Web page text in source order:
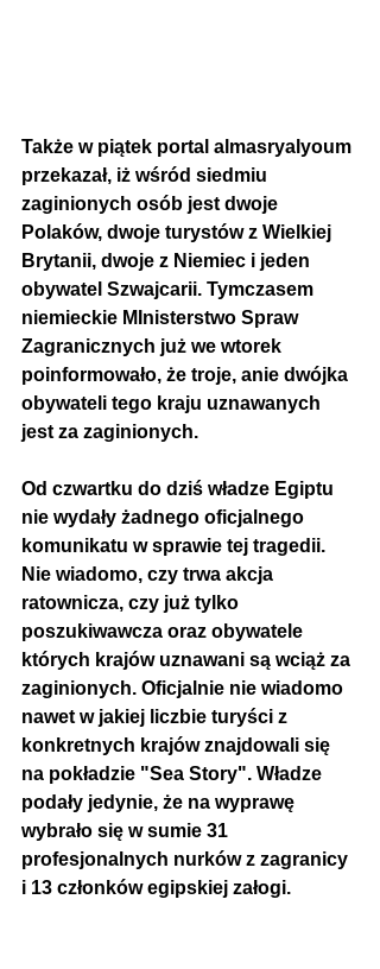
Także w piątek portal almasryalyoum
przekazał, iż wśród siedmiu
zaginionych osób jest dwoje
Polaków, dwoje turystów z Wielkiej
Brytanii, dwoje z Niemiec i jeden
obywatel Szwajcarii. Tymczasem
niemieckie MInisterstwo Spraw
Zagranicznych już we wtorek
poinformowało, że troje, anie dwójka
obywateli tego kraju uznawanych
jest za zaginionych.
Od czwartku do dziś władze Egiptu
nie wydały żadnego oficjalnego
komunikatu w sprawie tej tragedii.
Nie wiadomo, czy trwa akcja
ratownicza, czy już tylko
poszukiwawcza oraz obywatele
których krajów uznawani są wciąż za
zaginionych. Oficjalnie nie wiadomo
nawet w jakiej liczbie turyści z
konkretnych krajów znajdowali się
na pokładzie "Sea Story". Władze
podały jedynie, że na wyprawę
wybrało się w sumie 31
profesjonalnych nurków z zagranicy
i 13 członków egipskiej załogi.